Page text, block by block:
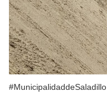
#MunicipalidaddeSaladillo